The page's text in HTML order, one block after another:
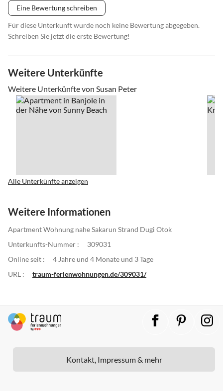
Eine Bewertung schreiben
Für diese Unterkunft wurde noch keine Bewertung abgegeben.
Schreiben Sie jetzt die erste Bewertung!
Weitere Unterkünfte
Weitere Unterkünfte von Susan Peter
Alle Unterkünfte anzeigen
Weitere Informationen
Apartment Wohnung nahe Sakarun Strand Dugi Otok
Unterkunfts-Nummer :
309031
Online seit :
4 Jahre und 4 Monate und 3 Tage
URL :
traum-ferienwohnungen.de/309031/
Kontakt, Impressum & mehr